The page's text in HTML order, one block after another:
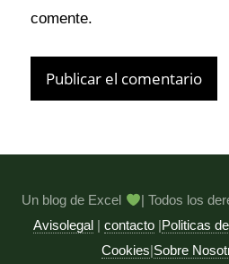
comente.
Un blog de Excel
| Todos los
Avisolegal | contacto |Politicas
Cookies|Sobre